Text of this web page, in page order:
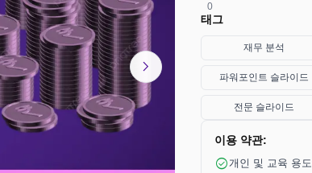
chevron_right
0
태그
재무 분석
파워포인트 슬라이드
전문 슬라이드
이용 약관:
check_circle개인 및 교육 용도